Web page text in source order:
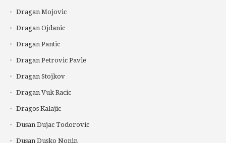
Dragan Mojovic
Dragan Ojdanic
Dragan Pantic
Dragan Petrovic Pavle
Dragan Stojkov
Dragan Vuk Racic
Dragos Kalajic
Dusan Dujac Todorovic
Dusan Dusko Nonin